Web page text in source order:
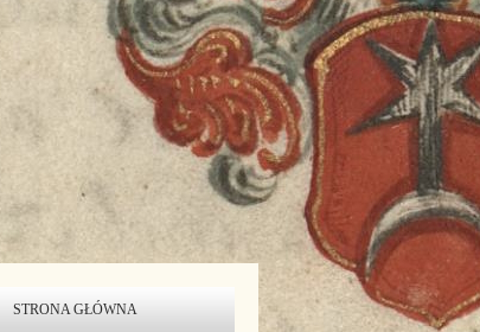
STRONA GŁÓWNA